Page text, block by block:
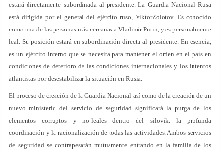
estará directamente subordinada al presidente. La Guardia Nacional Rusa
está dirigida por el general del ejército ruso, ViktorZolotov. Es conocido
como una de las personas más cercanas a Vladimir Putin, y es personalmente
leal. Su posición estará en subordinación directa al presidente. En esencia,
es un ejército interno que se necesita para mantener el orden en el país en
condiciones de deterioro de las condiciones internacionales y los intentos
atlantistas por desestabilizar la situación en Rusia.
El proceso de creación de la Guardia Nacional así como de la creación de un
nuevo ministerio del servicio de seguridad significará la purga de los
elementos corruptos y no-leales dentro del silovik, la profunda
coordinación y la racionalización de todas las actividades. Ambos servicios
de seguridad se contrapesarán mutuamente entrando en la familia de los